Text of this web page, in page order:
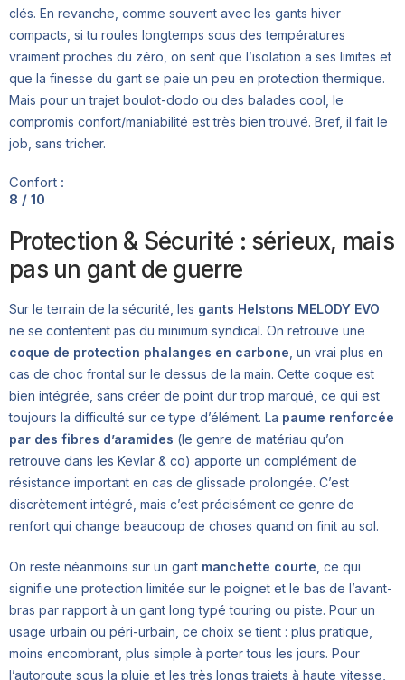
clés. En revanche, comme souvent avec les gants hiver
compacts, si tu roules longtemps sous des températures
vraiment proches du zéro, on sent que l’isolation a ses limites et
que la finesse du gant se paie un peu en protection thermique.
Mais pour un trajet boulot-dodo ou des balades cool, le
compromis confort/maniabilité est très bien trouvé. Bref, il fait le
job, sans tricher.
Confort :
8 / 10
Protection & Sécurité : sérieux, mais
pas un gant de guerre
Sur le terrain de la sécurité, les gants Helstons MELODY EVO
ne se contentent pas du minimum syndical. On retrouve une
coque de protection phalanges en carbone, un vrai plus en
cas de choc frontal sur le dessus de la main. Cette coque est
bien intégrée, sans créer de point dur trop marqué, ce qui est
toujours la difficulté sur ce type d’élément. La paume renforcée
par des fibres d’aramides (le genre de matériau qu’on
retrouve dans les Kevlar & co) apporte un complément de
résistance important en cas de glissade prolongée. C’est
discrètement intégré, mais c’est précisément ce genre de
renfort qui change beaucoup de choses quand on finit au sol.
On reste néanmoins sur un gant manchette courte, ce qui
signifie une protection limitée sur le poignet et le bas de l’avant-
bras par rapport à un gant long typé touring ou piste. Pour un
usage urbain ou péri-urbain, ce choix se tient : plus pratique,
moins encombrant, plus simple à porter tous les jours. Pour
l’autoroute sous la pluie et les très longs trajets à haute vitesse,